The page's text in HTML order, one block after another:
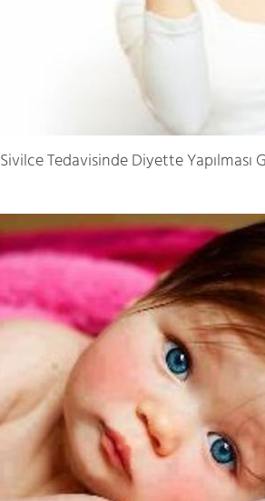
Sivilce Tedavisinde Diyette Yapılması